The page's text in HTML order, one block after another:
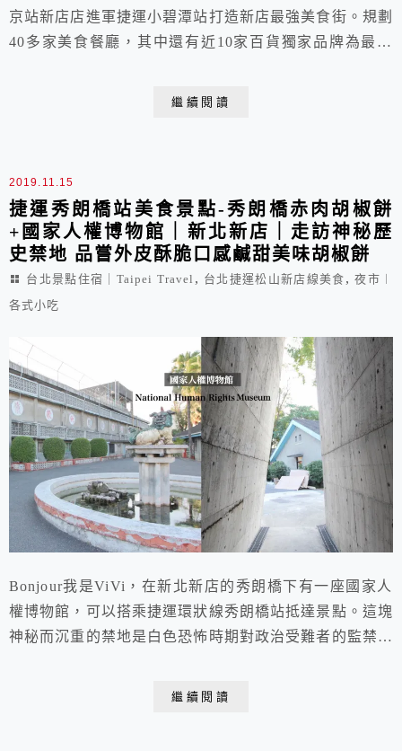
京站新店店進軍捷運小碧潭站打造新店最強美食街。規劃
40多家美食餐廳，其中還有近10家百貨獨家品牌為最大
繼續閱讀
2019.11.15
捷運秀朗橋站美食景點-秀朗橋赤肉胡椒餅
+國家人權博物館｜新北新店｜走訪神秘歷
史禁地 品嘗外皮酥脆口感鹹甜美味胡椒餅
台北景點住宿｜Taipei Travel , 台北捷運松山新店線美食 ,夜市︱
各式小吃
Bonjour我是ViVi，在新北新店的秀朗橋下有一座國家人
權博物館，可以搭乘捷運環狀線秀朗橋站抵達景點。這塊
神秘而沉重的禁地是白色恐怖時期對政治受難者的監禁場
繼續閱讀